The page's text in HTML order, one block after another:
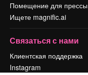
Помещение для прессы
Ищете magnific.ai
Связаться с нами
Клиентская поддержка
Instagram